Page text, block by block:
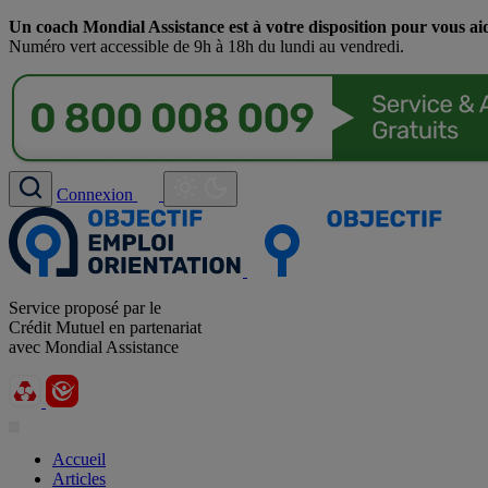
Un coach Mondial Assistance est à votre disposition pour vous
Numéro vert accessible de 9h à 18h du lundi au vendredi.
Connexion
Service proposé par le
Crédit Mutuel en partenariat
avec Mondial Assistance
Accueil
Articles